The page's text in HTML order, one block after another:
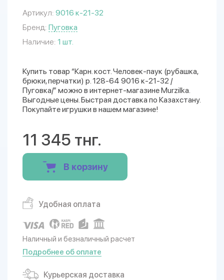
Артикул: 9016 к-21-32
Бренд: Пуговка
Наличие: 1 шт.
Купить товар “Карн. кост. Человек-паук (рубашка,
брюки, перчатки) р. 128-64 9016 к-21-32 /
Пуговка/” можно в интернет-магазине Murzilka.
Выгодные цены. Быстрая доставка по Казахстану.
Покупайте игрушки в нашем магазине!
11 345 тнг.
В корзину
Удобная оплата
Наличный и безналичный расчет
Подробнее об оплате
Курьерская доставка